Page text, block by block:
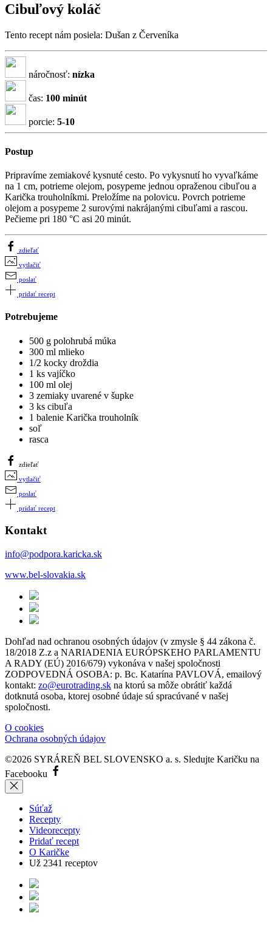
Cibuľový koláč
Tento recept nám posiela: Dušan z Červeníka
náročnosť: nízka
čas: 100 minút
porcie: 5-10
Postup
Pripravíme zemiakové kysnuté cesto. Po vykysnutí ho vyvaľkáme
na 1 cm, potrieme olejom, posypeme jednou opraženou cibuľou a
Karička trouholníkmi. Preložíme na polovicu. Povrch potrieme
olejom a posypeme 2 surovými nakrájanými cibuľami a rascou.
Pečieme pri 180 °C asi 20 minút.
zdieľať
vytlačiť
poslať
pridať recept
Potrebujeme
500 g polohrubá múka
300 ml mlieko
1/2 kocky droždia
1 ks vajíčko
100 ml olej
3 zemiaky uvarené v šupke
3 ks cibuľa
1 balenie Karička trouholník
soľ
rasca
zdieľať
vytlačiť
poslať
pridať recept
Kontakt
info@podpora.karicka.sk
www.bel-slovakia.sk
Dohľad nad ochranou osobných údajov (v zmysle § 44 zákona č.
18/2018 Z.z a NARIADENIA EURÓPSKEHO PARLAMENTU
A RADY (EÚ) 2016/679) vykonáva v našej spoločnosti
ZODPOVEDNÁ OSOBA: p. Bc. Katarína PAVLOVÁ, emailový
kontakt: zo@eurotrading.sk na ktorú sa môže obrátiť každá
dotknutá osoba, ktorej osobné údaje sú spracúvané v našej
spoločnosti.
O cookies
Ochrana osobných údajov
©2026 SYRÁREŇ BEL SLOVENSKO a. s. Sledujte Karičku na
Facebooku
Súťaž
Recepty
Videorecepty
Pridať recept
O Karičke
Už 2341 receptov